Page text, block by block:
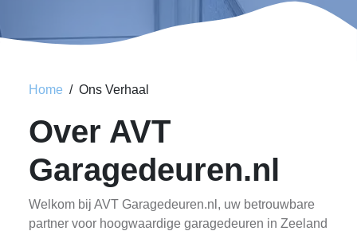
Home Ons Verhaal
Over AVT
Garagedeuren.nl
Welkom bij AVT Garagedeuren.nl, uw betrouwbare
partner voor hoogwaardige garagedeuren in Zeeland